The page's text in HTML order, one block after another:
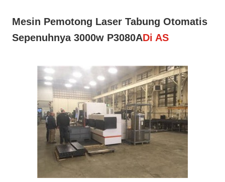
Mesin Pemotong Laser Tabung Otomatis
Sepenuhnya 3000w P3080ADi AS